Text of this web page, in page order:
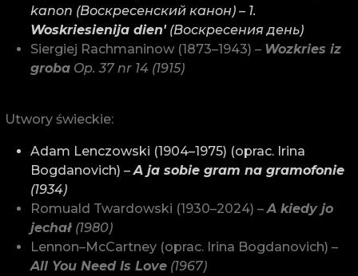
kanon (Воскресенский канон) – 1.
Woskriesienija dien'(Воскресения день)
Siergiej Rachmaninow (1873–1943) – Wozkries iz
groba Op. 37 nr 14 (1915)
Utwory świeckie:
Adam Lenczowski (1904–1975) (oprac. Irina
Bogdanovich) –A ja sobie gram na gramofonie
(1934)
Romuald Twardowski (1930–2024) –A kiedy jo
jechał (1980)
Lennon–McCartney (oprac. Irina Bogdanovich) –
All You Need Is Love (1967)